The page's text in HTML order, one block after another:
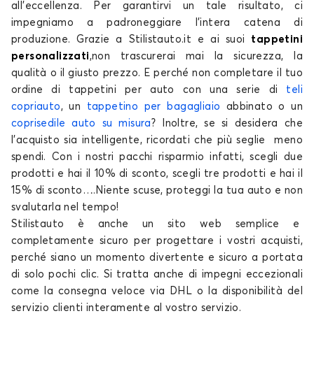
Tappetini per
Tappetini per
Tappetini per
MINI
Tappetini per
MITSUBISHI
Tappetini per
NIO
NISSAN
Tappetini per
OMODA
OPEL
all'eccellenza. Per garantirvi un tale risultato, ci
impegniamo a padroneggiare l'intera catena di
produzione. Grazie a Stilistauto.it e ai suoi tappetini
personalizzati,non trascurerai mai la sicurezza, la
qualità o il giusto prezzo. E perché non completare il tuo
ordine di tappetini per auto con una serie di teli
copriauto, un tappetino per bagagliaio abbinato o un
coprisedile auto su misura ? Inoltre, se si desidera che
l'acquisto sia intelligente, ricordati che più seglie meno
spendi. Con i nostri pacchi risparmio infatti, scegli due
prodotti e hai il 10% di sconto, scegli tre prodotti e hai il
15% di sconto….Niente scuse, proteggi la tua auto e non
svalutarla nel tempo!
Stilistauto è anche unsito web semplice e
completamente sicuro per progettare i vostri acquisti,
perché siano un momento divertente e sicuro a portata
di solo pochi clic. Si tratta anche di impegni eccezionali
come la consegna veloce via DHL o la disponibilità del
servizio clienti interamente al vostro servizio.